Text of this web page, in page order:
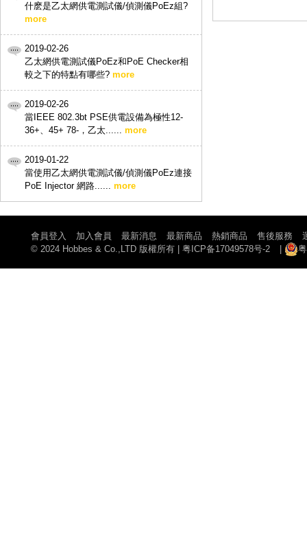
什麽是乙太網供電測試儀/偵測儀PoEz組?
more
2019-02-26
乙太網供電測試儀PoEz和PoE Checker相
較之下的特點有哪些? more
2019-02-26
當IEEE 802.3bt PSE供電設備為極性12-
36+、45+ 78-，乙太...... more
2019-01-22
當使用乙太網供電測試儀/偵測儀PoEz連接
PoE Injector 網路...... more
會員登入 加入會員 最新消息 最新商品 熱銷商品 售後服務
© 2024 Hobbes & Co.,LTD 版權所有
粤ICP备17049578号-2